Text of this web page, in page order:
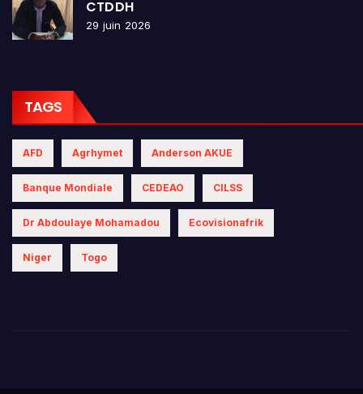
CTDDH
29 juin 2026
TAGS
AFD Agrhymet Anderson AKUE
Banque Mondiale CEDEAO CILSS
Dr Abdoulaye Mohamadou Ecovisionafrik
Niger Togo